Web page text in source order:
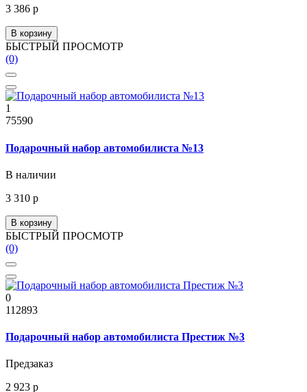
3 386 р
В корзину
БЫСТРЫЙ ПРОСМОТР
(0)
1
75590
Подарочный набор автомобилиста №13
В наличии
3 310 р
В корзину
БЫСТРЫЙ ПРОСМОТР
(0)
0
112893
Подарочный набор автомобилиста Престиж №3
Предзаказ
2 923 р